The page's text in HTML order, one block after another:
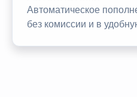
Автоматическое
без комиссии и в